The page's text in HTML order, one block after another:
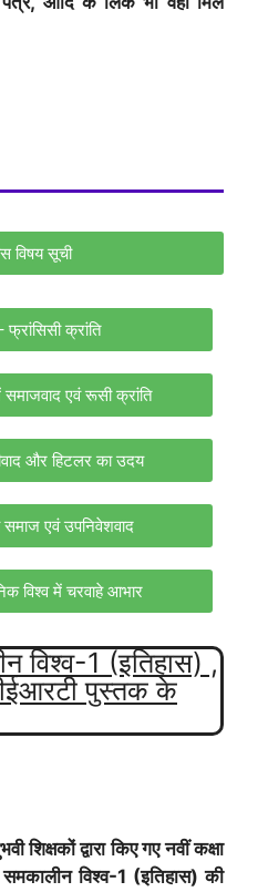
विषय सूची
फ्रांसिसी क्रांति
एवं रूसी क्रांति
और हिटलर का उदय
एवं उपनिवेशवाद
विश्व में चरवाहे आभार
विश्व-1 (इतिहास) ,
पुस्तक के
शिक्षकों द्वारा किए गए नवीं कक्षा
विश्व-1 (इतिहास) की